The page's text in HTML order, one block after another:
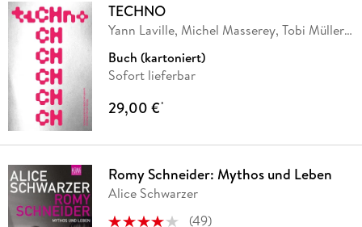
TECHNO
Yann Laville, Michel Masserey, Tobi Müller,
Buch (kartoniert)
Sofort lieferbar
29,00 €*
Romy Schneider: Mythos und Leben
Alice Schwarzer
(49)